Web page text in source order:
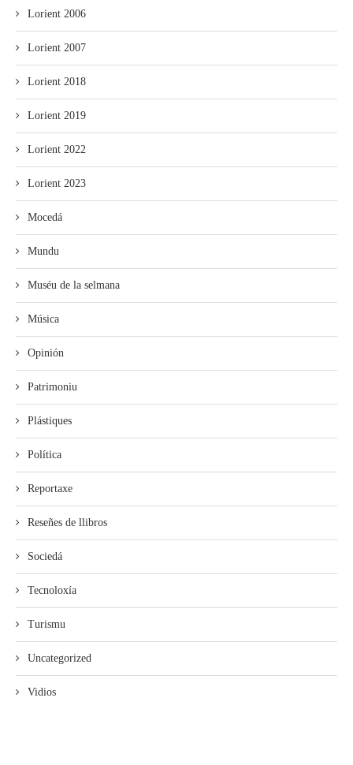
Lorient 2006
Lorient 2007
Lorient 2018
Lorient 2019
Lorient 2022
Lorient 2023
Mocedá
Mundu
Muséu de la selmana
Música
Opinión
Patrimoniu
Plástiques
Política
Reportaxe
Reseñes de llibros
Sociedá
Tecnoloxía
Turismu
Uncategorized
Vidios